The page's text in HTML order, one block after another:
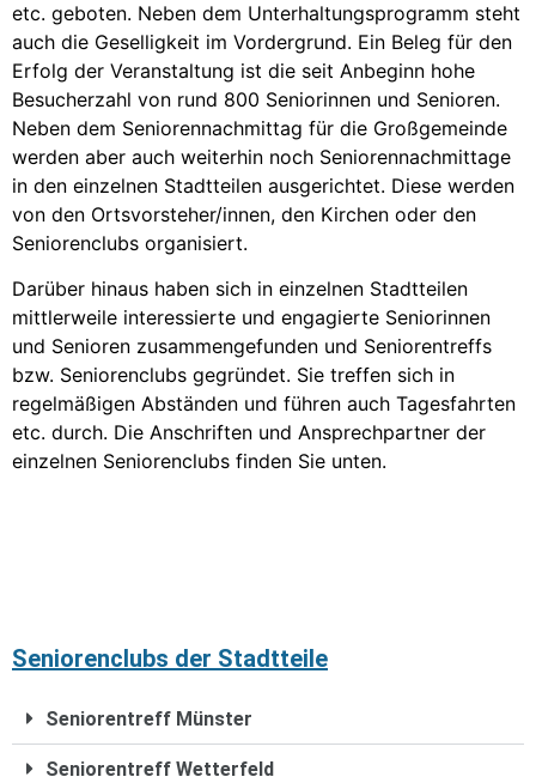
etc. geboten. Neben dem Unterhaltungsprogramm steht
auch die Geselligkeit im Vordergrund. Ein Beleg für den
Erfolg der Veranstaltung ist die seit Anbeginn hohe
Besucherzahl von rund 800 Seniorinnen und Senioren.
Neben dem Seniorennachmittag für die Großgemeinde
werden aber auch weiterhin noch Seniorennachmittage
in den einzelnen Stadtteilen ausgerichtet. Diese werden
von den Ortsvorsteher/innen, den Kirchen oder den
Seniorenclubs organisiert.
Darüber hinaus haben sich in einzelnen Stadtteilen
mittlerweile interessierte und engagierte Seniorinnen
und Senioren zusammengefunden und Seniorentreffs
bzw. Seniorenclubs gegründet. Sie treffen sich in
regelmäßigen Abständen und führen auch Tagesfahrten
etc. durch. Die Anschriften und Ansprechpartner der
einzelnen Seniorenclubs finden Sie unten.
Seniorenclubs der Stadtteile
Seniorentreff Münster
Seniorentreff Wetterfeld